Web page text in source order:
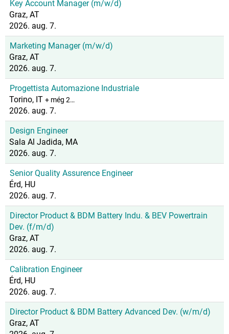
Key Account Manager (m/w/d)
Graz, AT
2026. aug. 7.
Marketing Manager (m/w/d)
Graz, AT
2026. aug. 7.
Progettista Automazione Industriale
Torino, IT + még 2…
2026. aug. 7.
Design Engineer
Sala Al Jadida, MA
2026. aug. 7.
Senior Quality Assurence Engineer
Érd, HU
2026. aug. 7.
Director Product & BDM Battery Indu. & BEV Powertrain
Dev. (f/m/d)
Graz, AT
2026. aug. 7.
Calibration Engineer
Érd, HU
2026. aug. 7.
Director Product & BDM Battery Advanced Dev. (w/m/d)
Graz, AT